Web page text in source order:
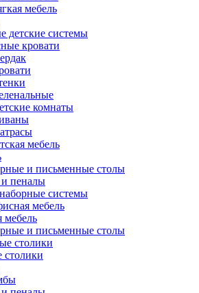
мебель
детские системы
кровати
комнаты
мебель
и письменные столы
пеналы
системы
мебель
мебель
и письменные столы
столики
столики